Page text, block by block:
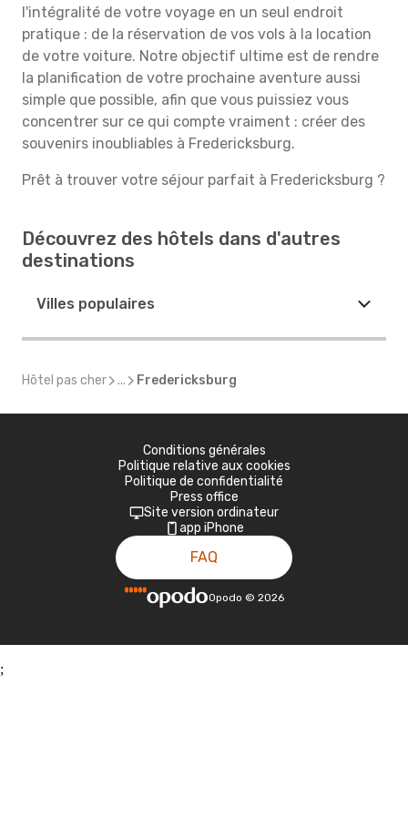
l'intégralité de votre voyage en un seul endroit
pratique : de la réservation de vos vols à la location
de votre voiture. Notre objectif ultime est de rendre
la planification de votre prochaine aventure aussi
simple que possible, afin que vous puissiez vous
concentrer sur ce qui compte vraiment : créer des
souvenirs inoubliables à Fredericksburg.
Prêt à trouver votre séjour parfait à Fredericksburg ?
Découvrez des hôtels dans d'autres
destinations
Villes populaires
Hôtel pas cher ... Fredericksburg
Conditions générales
Politique relative aux cookies
Politique de confidentialité
Press office
Site version ordinateur
app iPhone
FAQ
Opodo © 2026
;